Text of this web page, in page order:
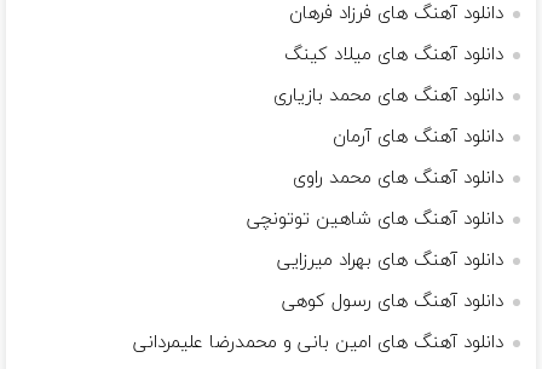
دانلود آهنگ های فرزاد فرهان
دانلود آهنگ های میلاد کینگ
دانلود آهنگ های محمد بازیاری
دانلود آهنگ های آرمان
دانلود آهنگ های محمد راوی
دانلود آهنگ های شاهین توتونچی
دانلود آهنگ های بهراد میرزایی
دانلود آهنگ های رسول‌ کوهی
دانلود آهنگ های امین بانی و محمدرضا علیمردانی